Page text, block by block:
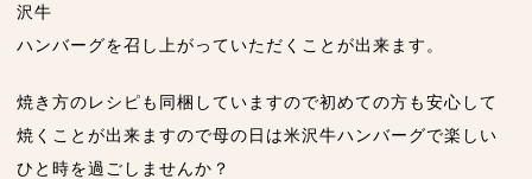
沢牛
ハンバーグを召し上がっていただくことが出来ます。
焼き方のレシピも同梱していますので初めての方も安心して
焼くことが出来ますので母の日は米沢牛ハンバーグで楽しい
ひと時を過ごしませんか？